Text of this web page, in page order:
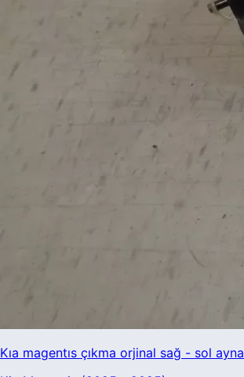
Kıa magentıs çıkma orjinal sağ - sol ayna